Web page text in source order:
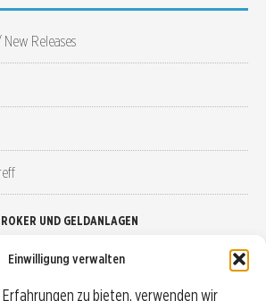
Einwilligung verwalten
zu bieten, verwenden wir
Releases
UND GELDANLAGEN